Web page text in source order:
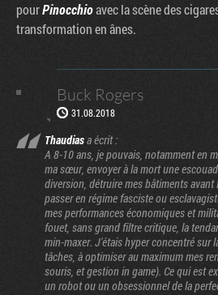
pourPinocchioavec la scène des
transformation en ânes.
Buck Rogers
31.08.2018
Thaudiasa écrit :
A 8-10 ans, je pouvais, notamment en
ma sœur, envoyer à la mort une
diversion, détruire mes bâtiments avant
passer en régime fasciste ou
mes performances économiques et
fouet, sans grand filtre critique, la
min-maxer. J'étais hyper concentré sur
tâches, à optimiser au maximum mes
souris, et gestion in game). Ce qui est
un robot ou un obsessionnel de la